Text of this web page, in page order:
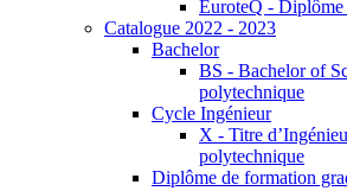
EuroteQ - Diplôme
Catalogue 2022 - 2023
Bachelor
BS - Bachelor of
polytechnique
Cycle Ingénieur
X - Titre
polytechnique
Diplôme de formation